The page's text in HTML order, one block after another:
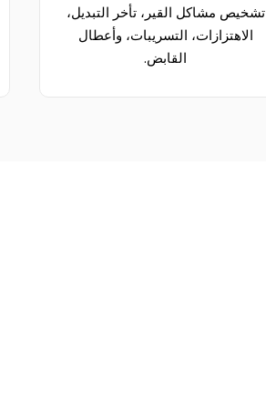
تشخيص مشاكل القير، تأخر التبديل،
الاهتزازات، التسريبات، وأعطال
القابض.